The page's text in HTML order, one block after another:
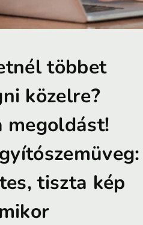
többet
közelre?
megoldást!
tiszta kép